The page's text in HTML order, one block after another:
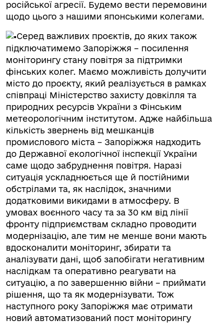
російської агресії. Будемо вести перемовини
щодо цього з нашими японськими колегами.
Серед важливих проєктів, до яких також
підключатимемо Запоріжжя – посилення
моніторингу стану повітря за підтримки
фінських колег. Маємо можливість долучити
місто до проєкту, який реалізується в рамках
співпраці Міністерство захисту довкілля та
природних ресурсів України з Фінським
метеорологічним інститутом. Адже найбільша
кількість звернень від мешканців
промислового міста – Запоріжжя надходить
до Державної екологічної інспекції України
саме щодо забруднення повітря. Наразі
ситуація ускладнюється ще й постійними
обстрілами та, як наслідок, значними
додатковими викидами в атмосферу. В
умовах воєнного часу та за 30 км від лінії
фронту підприємствам складно проводити
модернізацію, але тим не менше вони мають
вдосконалити моніторинг, збирати та
аналізувати дані, щоб запобігати негативним
наслідкам та оперативно реагувати на
ситуацію, а по завершенню війни – приймати
рішення, що та як модернізувати. Тож
наступного року Запоріжжя має отримати
новий автоматизований пост моніторингу